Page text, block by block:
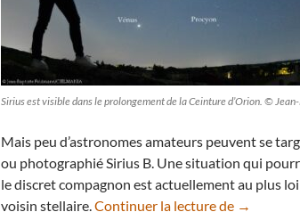
Sirius est visible dans le prolongement de la Ceinture d’Orion. ©
Mais peu d’astronomes amateurs peuvent se
ou photographié Sirius B. Une situation qui
le discret compagnon est actuellement au plus
voisin stellaire.Continuer la lecture de Observer
→